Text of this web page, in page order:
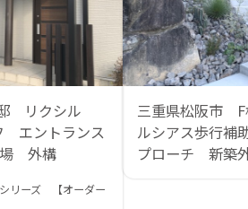
リクシル
エントランス
外構
リーズ 【オーダー
三重県松阪市
ルシアス歩行
プローチ 新築